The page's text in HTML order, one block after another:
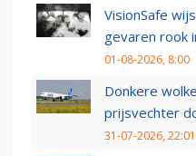
VisionSafe
gevaren rook
01-08-2026, 8:00
Donkere
prijsvechter
31-07-2026, 22:01